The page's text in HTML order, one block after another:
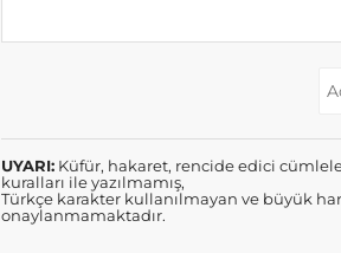
UYARI: Küfür, hakaret, rencide edici
kuralları ile yazılmamış,
Türkçe karakter kullanılmayan ve büyük
onaylanmamaktadır.